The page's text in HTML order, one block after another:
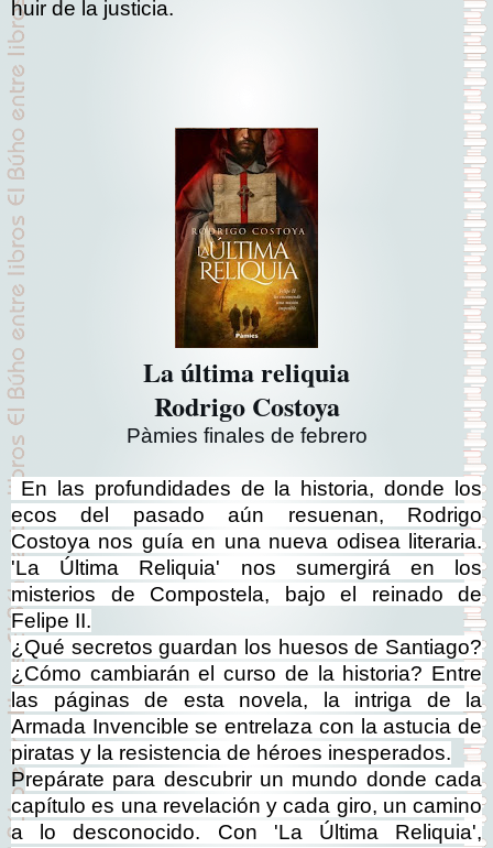
huir de la justicia.
La última reliquia
Rodrigo Costoya
Pàmies finales de febrero
En las profundidades de la historia, donde los
ecos del pasado aún resuenan, Rodrigo
Costoya nos guía en una nueva odisea literaria.
'La Última Reliquia' nos sumergirá en los
misterios de Compostela, bajo el reinado de
Felipe II.
¿Qué secretos guardan los huesos de Santiago?
¿Cómo cambiarán el curso de la historia? Entre
las páginas de esta novela, la intriga de la
Armada Invencible se entrelaza con la astucia de
piratas y la resistencia de héroes inesperados.
Prepárate para descubrir un mundo donde cada
capítulo es una revelación y cada giro, un camino
a lo desconocido. Con 'La Última Reliquia',